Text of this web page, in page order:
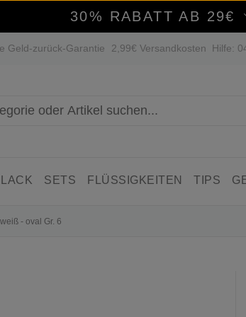
30% RABATT AB 29€
Geld-zurück-Garantie 2,99€ Versandkosten Hilfe:
SETS FLÜSSIGKEITEN TIPS
- oval Gr. 6